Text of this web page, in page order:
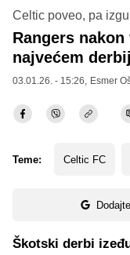
Celtic poveo, pa
Rangers
najvećem
03.01.26. - 15:26, Esmer
Teme: Celtic FC
Škotski derbi